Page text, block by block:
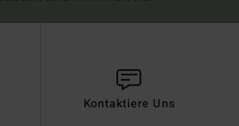
Kontaktiere Uns